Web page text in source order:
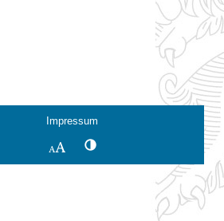
Impressum
SchriftgrößeKontrastwechsel